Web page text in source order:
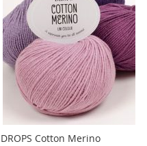
DROPS Cotton Merino